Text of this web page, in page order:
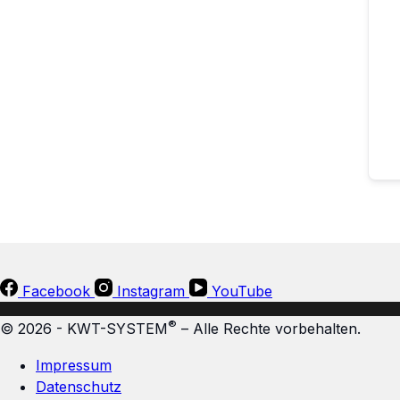
Facebook Instagram YouTube
© 2026 - KWT-SYSTEM® – Alle Rechte vorbehalten.
Impressum
Datenschutz